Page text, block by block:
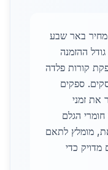
מחיר באר שבע
ההזמנה
קורות פלדה
בין 5 ל-14 ימי עסקים. ספקים
את זמני
הגלם
מומלץ לתאם
מדויק כדי